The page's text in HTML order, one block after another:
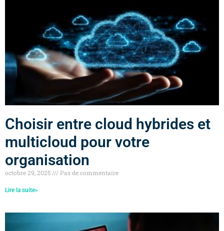
Choisir entre cloud hybrides et
multicloud pour votre
organisation
octobre 29, 2025 Pas de commentaire
Lire la suite»